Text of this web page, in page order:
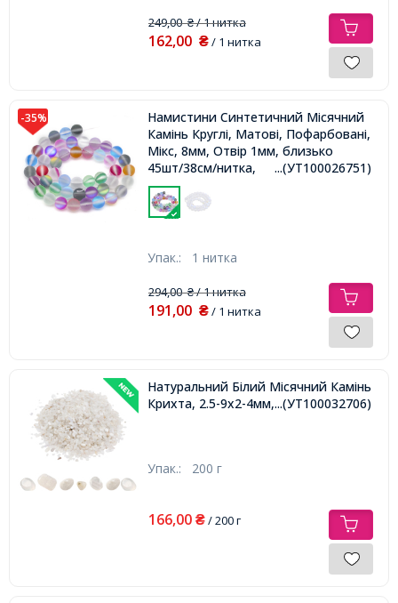
249,00₴/ 1 нитка
162,00 ₴/ 1 нитка
-35%
Намистини Синтетичний Місячний
Камінь Круглі, Матові, Пофарбовані,
Мікс, 8мм, Отвір 1мм, близько
45шт/38см/нитка,
...(УТ100026751)
Упак.: 1 нитка
294,00₴/ 1 нитка
191,00 ₴/ 1 нитка
Натуральний Білий Місячний Камінь
Крихта, 2.5-9х2-4мм, без Отвору,
...(УТ100032706)
Упак.: 200 г
166,00 ₴/ 200 г